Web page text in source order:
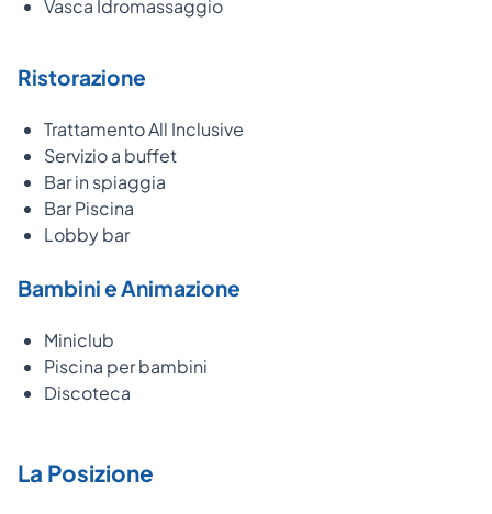
Vasca Idromassaggio
Ristorazione
Trattamento All Inclusive
Servizio a buffet
Bar in spiaggia
Bar Piscina
Lobby bar
Bambini e Animazione
Miniclub
Piscina per bambini
Discoteca
La Posizione